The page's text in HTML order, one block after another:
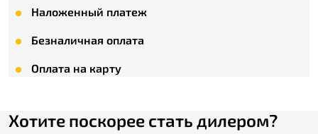
Наложенный платеж
Безналичная оплата
Оплата на карту
Хотите поскорее стать дилером?